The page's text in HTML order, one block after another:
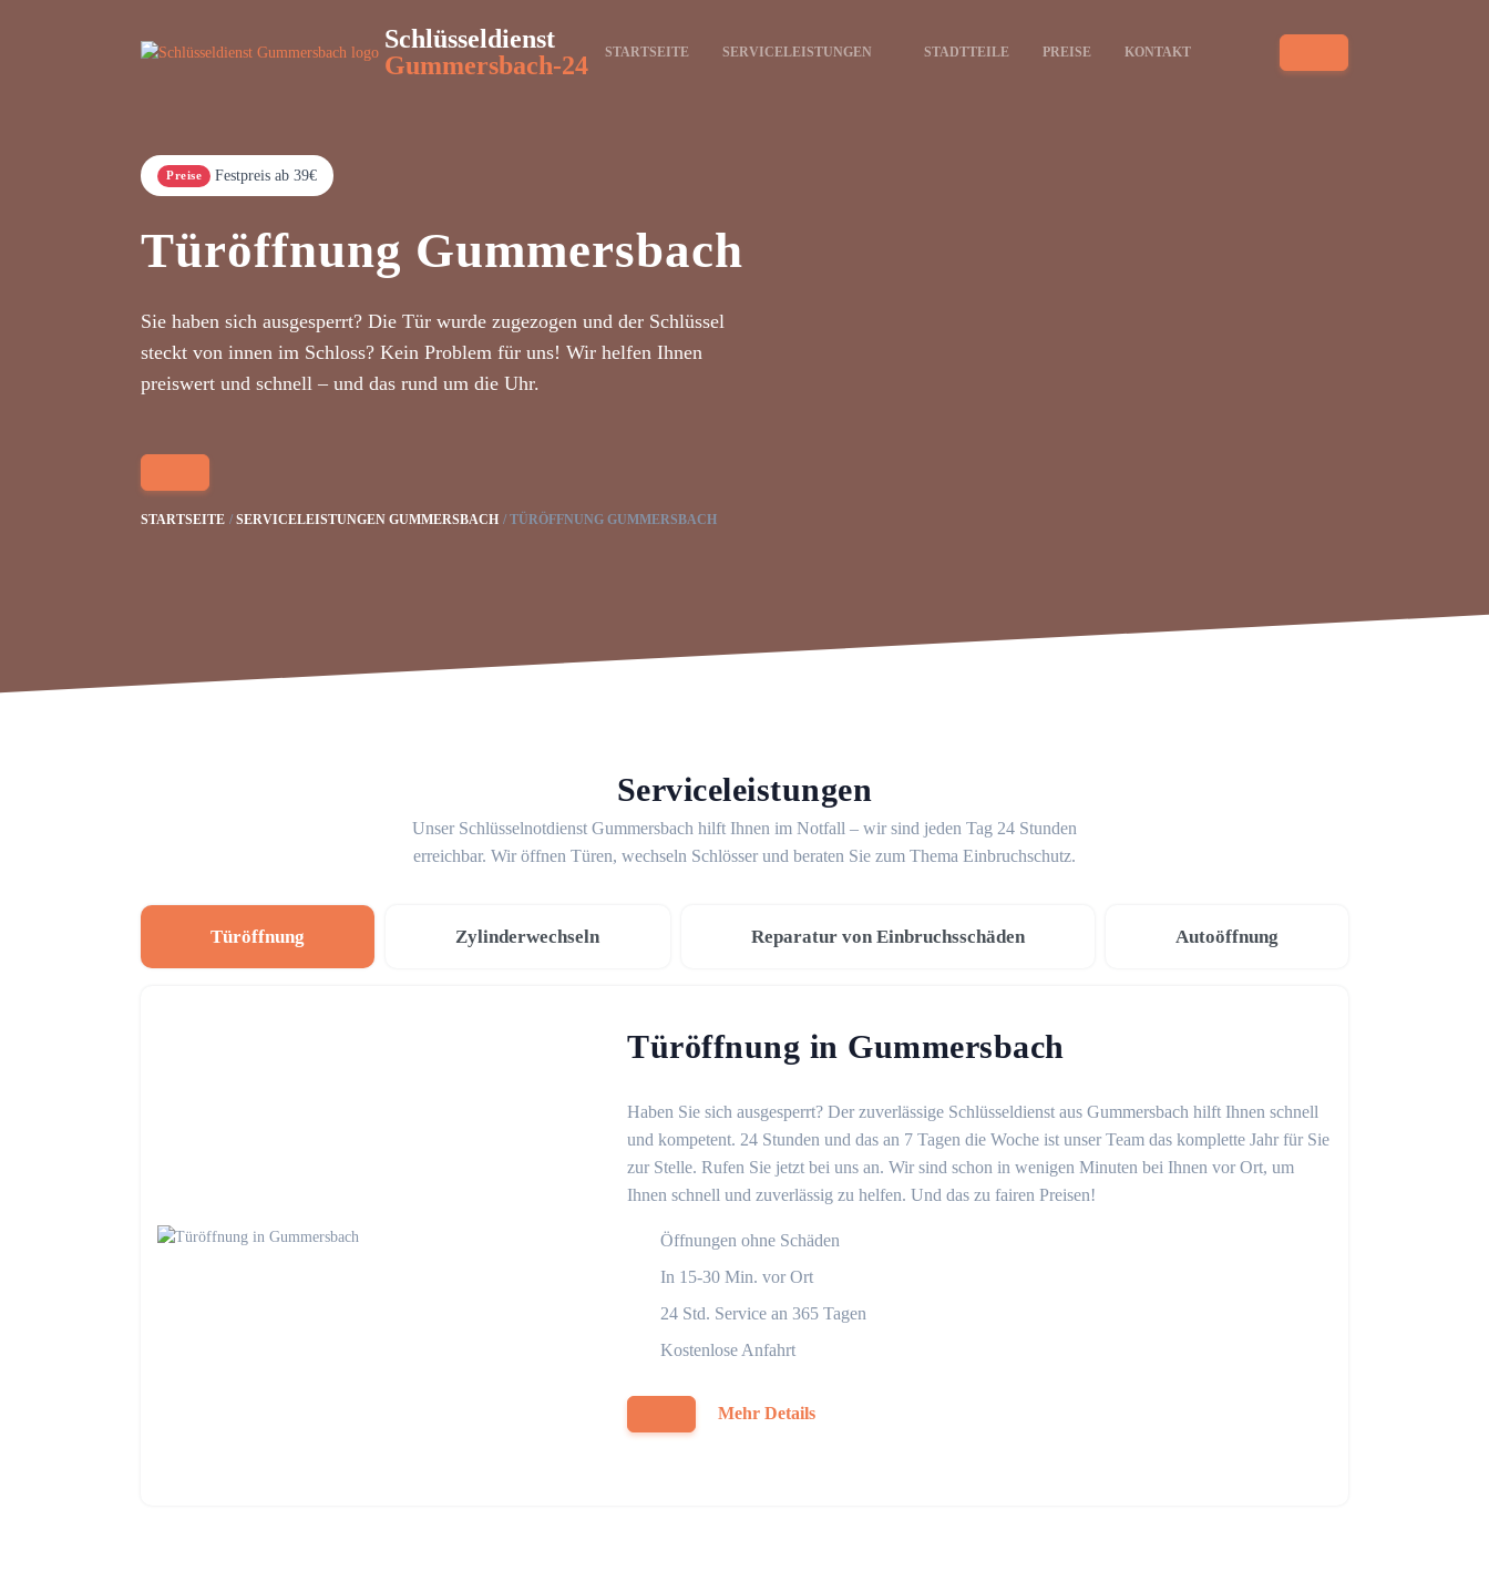
Schlüsseldienst
Gummersbach-24
STARTSEITE SERVICELEISTUNGEN STADTTEILE PREISE KONTAKT
Preise Festpreis ab 39€
Türöffnung Gummersbach
Sie haben sich ausgesperrt? Die Tür wurde zugezogen und der Schlüssel
steckt von innen im Schloss? Kein Problem für uns! Wir helfen Ihnen
preiswert und schnell – und das rund um die Uhr.
STARTSEITE SERVICELEISTUNGEN GUMMERSBACH TÜRÖFFNUNG GUMMERSBACH
Serviceleistungen
Unser Schlüsselnotdienst Gummersbach hilft Ihnen im Notfall – wir sind jeden Tag 24 Stunden
erreichbar. Wir öffnen Türen, wechseln Schlösser und beraten Sie zum Thema Einbruchschutz.
Türöffnung Zylinderwechseln Reparatur von Einbruchsschäden Autoöffnung
Türöffnung in Gummersbach
Haben Sie sich ausgesperrt? Der zuverlässige Schlüsseldienst aus Gummersbach hilft Ihnen schnell
und kompetent. 24 Stunden und das an 7 Tagen die Woche ist unser Team das komplette Jahr für Sie
zur Stelle. Rufen Sie jetzt bei uns an. Wir sind schon in wenigen Minuten bei Ihnen vor Ort, um
Ihnen schnell und zuverlässig zu helfen. Und das zu fairen Preisen!
Öffnungen ohne Schäden
In 15-30 Min. vor Ort
24 Std. Service an 365 Tagen
Kostenlose Anfahrt
Mehr Details